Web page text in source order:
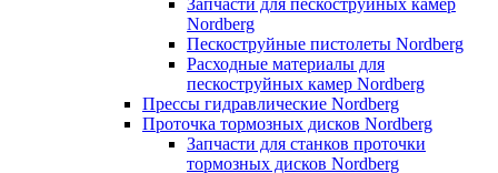
Nordberg
Пескоструйные пистолеты Nordberg
Расходные материалы для
пескоструйных камер Nordberg
Прессы гидравлические Nordberg
Проточка тормозных дисков Nordberg
Запчасти для станков проточки
тормозных дисков Nordberg